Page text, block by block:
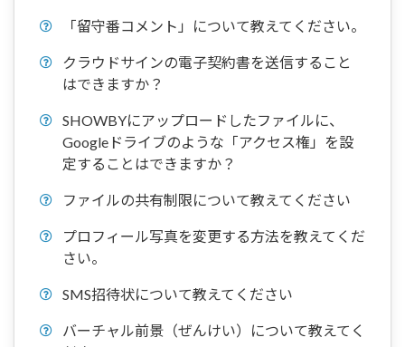
「留守番コメント」について教えてください。
クラウドサインの電子契約書を送信すること
はできますか？
SHOWBYにアップロードしたファイルに、
Googleドライブのような「アクセス権」を設
定することはできますか？
ファイルの共有制限について教えてください
プロフィール写真を変更する方法を教えてくだ
さい。
SMS招待状について教えてください
バーチャル前景（ぜんけい）について教えてく